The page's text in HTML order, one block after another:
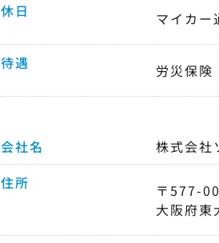
休日 マイカー
待遇 労災保険
会社名
株式会社
住所
〒577-
大阪府